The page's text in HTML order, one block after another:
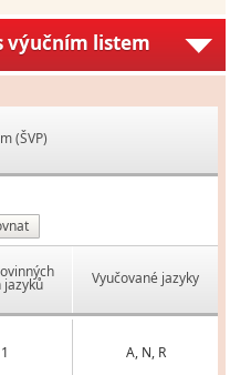
výučním listem
(ŠVP)
jazyků Vyučované jazyky
1 A, N, R